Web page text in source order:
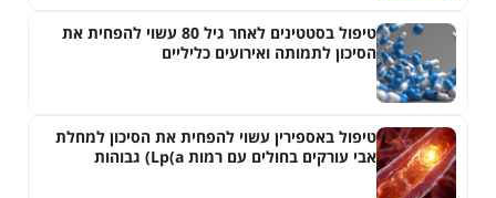
טיפול בסטטינים לאחר גיל 80 עשוי להפחית את
הסיכון לתמותה ואירועים כליליים
טיפול באספירין עשוי להפחית את הסיכון למחלת
אבי עורקים בחולים עם רמות Lp(a) גבוהות